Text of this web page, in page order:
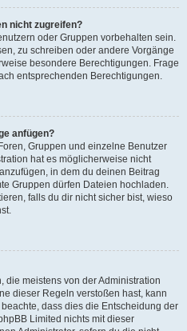
nicht zugreifen?
oder Gruppen vorbehalten sein.
zu schreiben oder andere Vorgänge
besondere Berechtigungen. Frage
entsprechenden Berechtigungen.
anfügen?
Gruppen und einzelne Benutzer
hat es möglicherweise nicht
in dem du deinen Beitrag
Gruppen dürfen Dateien hochladen.
falls du dir nicht sicher bist, wieso
die meistens von der Administration
dieser Regeln verstoßen hast, kann
dass dies die Entscheidung der
Limited nichts mit dieser